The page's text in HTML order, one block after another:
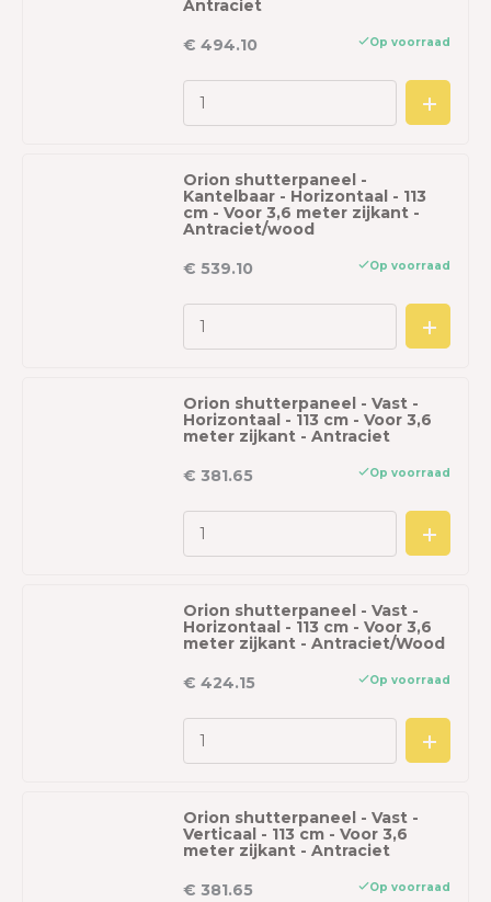
Antraciet
€ 494.10
Op voorraad
Orion shutterpaneel -
Kantelbaar - Horizontaal - 113
cm - Voor 3,6 meter zijkant -
Antraciet/wood
€ 539.10
Op voorraad
Orion shutterpaneel - Vast -
Horizontaal - 113 cm - Voor 3,6
meter zijkant - Antraciet
€ 381.65
Op voorraad
Orion shutterpaneel - Vast -
Horizontaal - 113 cm - Voor 3,6
meter zijkant - Antraciet/Wood
€ 424.15
Op voorraad
Orion shutterpaneel - Vast -
Verticaal - 113 cm - Voor 3,6
meter zijkant - Antraciet
€ 381.65
Op voorraad